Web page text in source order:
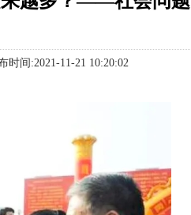
间:2021-11-21 10:20:02